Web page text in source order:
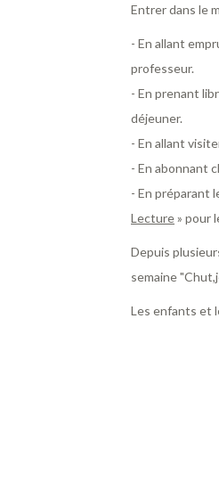
Entrer dans le
- En allant
professeur.
- En prenant
déjeuner.
- En allant
- En abonnant
- En préparant
Lecture» pour
Depuis
semaine
Les enfants et